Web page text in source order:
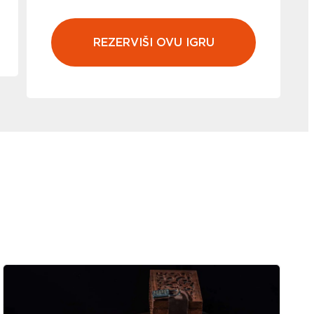
REZERVIŠI OVU IGRU